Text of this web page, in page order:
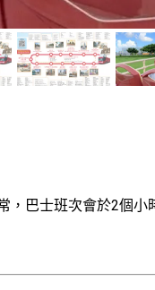
巴士班次會於2個小